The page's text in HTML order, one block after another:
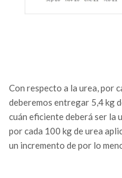
Con respecto a la urea, por
deberemos entregar 5,4 kg
cuán eficiente deberá ser la
por cada 100 kg de urea
un incremento de por lo